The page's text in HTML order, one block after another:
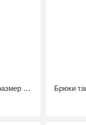
Штаны RAPTOR ММ-14 Пиксель размер 48/4